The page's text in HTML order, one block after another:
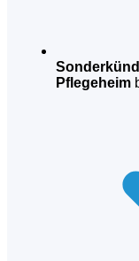
Pflegeheim